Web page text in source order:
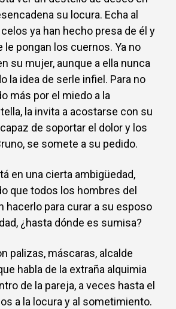
su locura. Echa al
ya han hecho presa de él y
le pongan los cuernos. Ya no
su mujer, aunque a ella nunca
la idea de serle infiel. Para no
más por el miedo a la
la invita a acostarse con su
de soportar el dolor y los
se somete a su pedido.
en una cierta ambigüedad,
que todos los hombres del
hacerlo para curar a su esposo
¿hasta dónde es sumisa?
palizas, máscaras, alcalde
habla de la extraña alquimia
de la pareja, a veces hasta el
a la locura y al sometimiento.